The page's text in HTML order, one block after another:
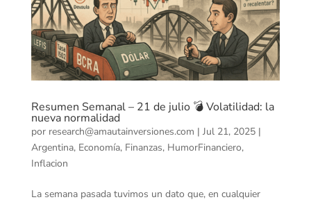
Resumen Semanal – 21 de julio 💣 Volatilidad: la
nueva normalidad
por research@amautainversiones.com | Jul 21, 2025|
Argentina, Economía, Finanzas, HumorFinanciero,
Inflacion
La semana pasada tuvimos un dato que, en cualquier